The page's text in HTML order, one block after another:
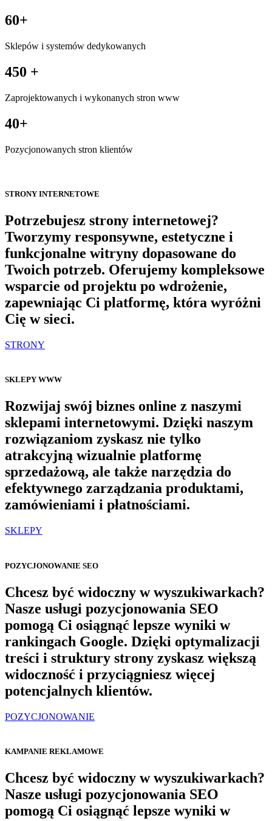
60+
Sklepów i systemów dedykowanych
450 +
Zaprojektowanych i wykonanych stron www
40+
Pozycjonowanych stron klientów
STRONY INTERNETOWE
Potrzebujesz strony internetowej?
Tworzymy responsywne, estetyczne i
funkcjonalne witryny dopasowane do
Twoich potrzeb. Oferujemy kompleksowe
wsparcie od projektu po wdrożenie,
zapewniając Ci platformę, która wyróżni
Cię w sieci.
STRONY
SKLEPY WWW
Rozwijaj swój biznes online z naszymi
sklepami internetowymi. Dzięki naszym
rozwiązaniom zyskasz nie tylko
atrakcyjną wizualnie platformę
sprzedażową, ale także narzędzia do
efektywnego zarządzania produktami,
zamówieniami i płatnościami.
SKLEPY
POZYCJONOWANIE SEO
Chcesz być widoczny w wyszukiwarkach?
Nasze usługi pozycjonowania SEO
pomogą Ci osiągnąć lepsze wyniki w
rankingach Google. Dzięki optymalizacji
treści i struktury strony zyskasz większą
widoczność i przyciągniesz więcej
potencjalnych klientów.
POZYCJONOWANIE
KAMPANIE REKLAMOWE
Chcesz być widoczny w wyszukiwarkach?
Nasze usługi pozycjonowania SEO
pomogą Ci osiągnąć lepsze wyniki w